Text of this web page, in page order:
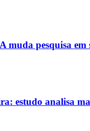
muda pesquisa em
estudo analisa